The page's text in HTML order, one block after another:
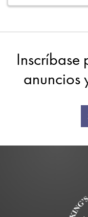
Inscríbase
anuncios